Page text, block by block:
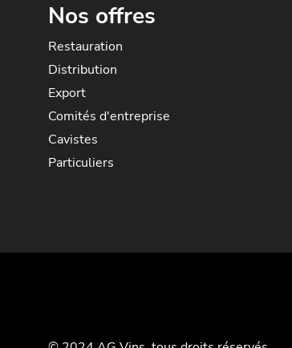
Nos offres
Restauration
Distribution
Export
Comités d'entreprise
Cavistes
Particuliers